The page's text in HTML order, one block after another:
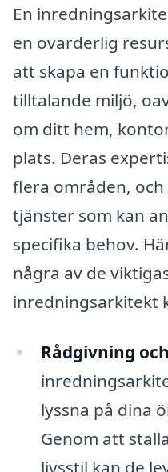
En
en ovärderlig
att skapa en
tilltalande miljö,
om ditt hem,
plats. Deras
flera områden,
tjänster som kan
specifika behov.
några av de
inredningsarkitekt
Rådgivning
lyssna på dina
Genom att
livsstil kan de